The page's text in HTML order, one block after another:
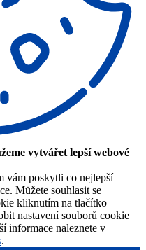
vytvářet lepší webové
vám poskytli co nejlepší
Můžete souhlasit se
kliknutím na tlačítko
nastavení souborů cookie
informace naleznete v
.